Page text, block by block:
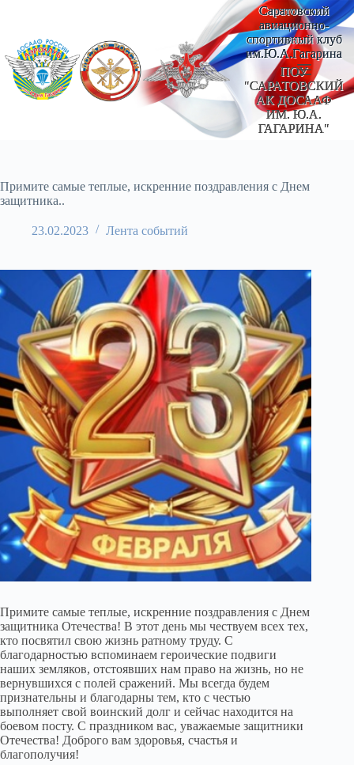
Саратовский
авиационно-
спортивный клуб
им.Ю.А.Гагарина
ПОУ
"САРАТОВСКИЙ
АК ДОСААФ
ИМ. Ю.А.
ГАГАРИНА"
Примите самые теплые, искренние поздравления с Днем
защитника..
23.02.2023 Лента событий
Примите самые теплые, искренние поздравления с Днем
защитника Отечества! В этот день мы чествуем всех тех,
кто посвятил свою жизнь ратному труду. С
благодарностью вспоминаем героические подвиги
наших земляков, отстоявших нам право на жизнь, но не
вернувшихся с полей сражений. Мы всегда будем
признательны и благодарны тем, кто с честью
выполняет свой воинский долг и сейчас находится на
боевом посту. С праздником вас, уважаемые защитники
Отечества! Доброго вам здоровья, счастья и
благополучия!